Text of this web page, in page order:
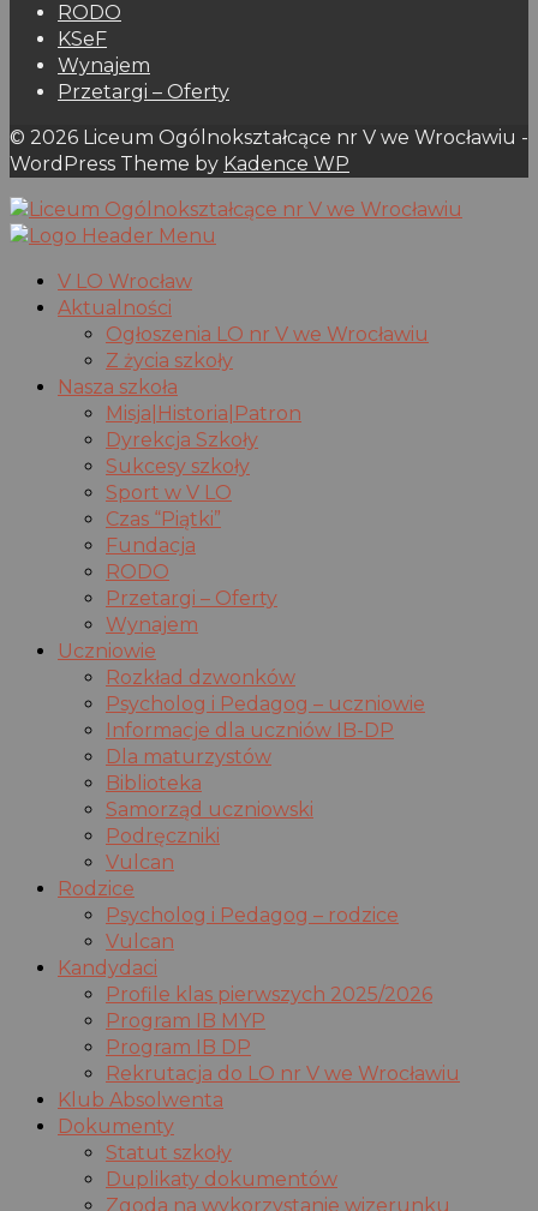
RODO
KSeF
Wynajem
Przetargi – Oferty
© 2026 Liceum Ogólnokształcące nr V we Wrocławiu -
WordPress Theme by Kadence WP
V LO Wrocław
Aktualności
Ogłoszenia LO nr V we Wrocławiu
Z życia szkoły
Nasza szkoła
Misja|Historia|Patron
Dyrekcja Szkoły
Sukcesy szkoły
Sport w V LO
Czas “Piątki”
Fundacja
RODO
Przetargi – Oferty
Wynajem
Uczniowie
Rozkład dzwonków
Psycholog i Pedagog – uczniowie
Informacje dla uczniów IB-DP
Dla maturzystów
Biblioteka
Samorząd uczniowski
Podręczniki
Vulcan
Rodzice
Psycholog i Pedagog – rodzice
Vulcan
Kandydaci
Profile klas pierwszych 2025/2026
Program IB MYP
Program IB DP
Rekrutacja do LO nr V we Wrocławiu
Klub Absolwenta
Dokumenty
Statut szkoły
Duplikaty dokumentów
Zgoda na wykorzystanie wizerunku